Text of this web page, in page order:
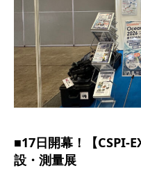
■17日開幕！【CSPI-
設・測量展